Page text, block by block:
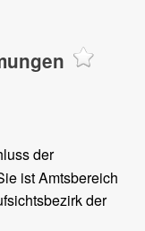
der
ist Amtsbereich
der